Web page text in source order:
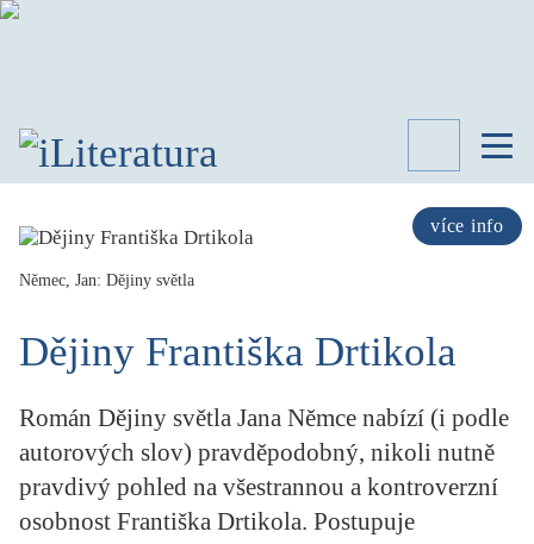
více info
SPISOVATELÉ
KNIHY
LITERATURY
KATEGORIE
STUDIE
PORTRÉT
Němec, Jan: Dějiny světla
Dějiny Františka Drtikola
Román Dějiny světla Jana Němce nabízí (i podle
autorových slov) pravděpodobný, nikoli nutně
pravdivý pohled na všestrannou a kontroverzní
osobnost Františka Drtikola. Postupuje